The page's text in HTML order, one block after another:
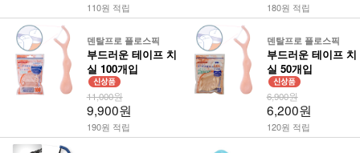
110원 적립 180원 적립
덴탈프로 플로스픽
부드러운 테이프 치
실 100개입
11,000원
9,900원
190원 적립
덴탈프로 플로스픽
부드러운 테이프 치
실 50개입
6,900원
6,200원
120원 적립